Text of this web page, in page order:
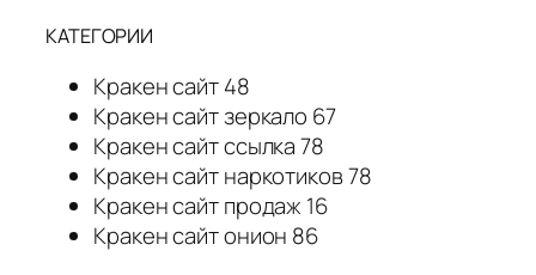
КАТЕГОРИИ
Кракен сайт 48
Кракен сайт зеркало 67
Кракен сайт ссылка 78
Кракен сайт наркотиков 78
Кракен сайт продаж 16
Кракен сайт онион 86